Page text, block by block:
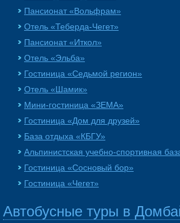
Пансионат «Вольфрам»
Отель «Теберда-Чегет»
Пансионат «Иткол»
Отель «Эльба»
Гостиница «Седьмой регион»
Отель «Шамик»
Мини-гостиница «ЗЕМА»
Гостиница «Дом для друзей»
База отдыха «КБГУ»
Альпинистская учебно-спортивная
Гостиница «Сосновый бор»
Гостиница «Чегет»
Автобусные туры в